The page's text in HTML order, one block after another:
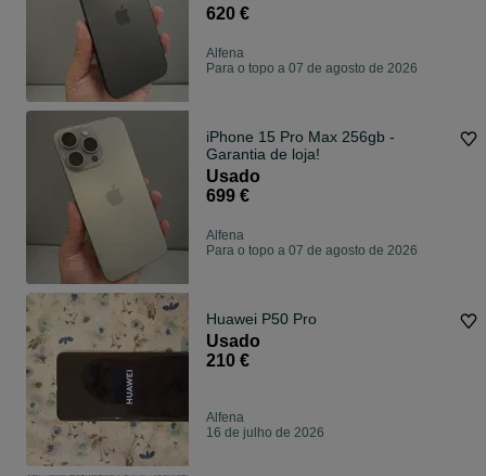
620 €
Alfena
Para o topo a 07 de agosto de 2026
iPhone 15 Pro Max 256gb -
Garantia de loja!
Usado
699 €
Alfena
Para o topo a 07 de agosto de 2026
Huawei P50 Pro
Usado
210 €
Alfena
16 de julho de 2026